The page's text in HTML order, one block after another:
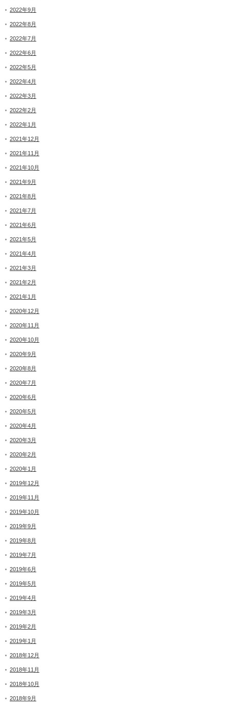
2022年9月
2022年8月
2022年7月
2022年6月
2022年5月
2022年4月
2022年3月
2022年2月
2022年1月
2021年12月
2021年11月
2021年10月
2021年9月
2021年8月
2021年7月
2021年6月
2021年5月
2021年4月
2021年3月
2021年2月
2021年1月
2020年12月
2020年11月
2020年10月
2020年9月
2020年8月
2020年7月
2020年6月
2020年5月
2020年4月
2020年3月
2020年2月
2020年1月
2019年12月
2019年11月
2019年10月
2019年9月
2019年8月
2019年7月
2019年6月
2019年5月
2019年4月
2019年3月
2019年2月
2019年1月
2018年12月
2018年11月
2018年10月
2018年9月